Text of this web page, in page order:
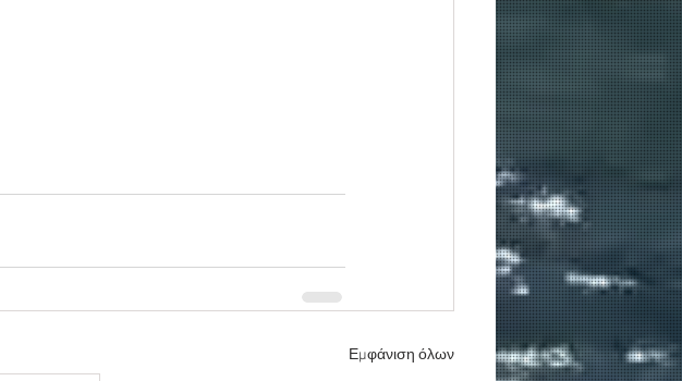
Εμφάνιση όλων